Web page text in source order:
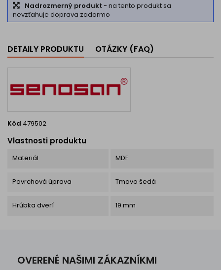
Nadrozmerný produkt - na tento produkt sa
nevzťahuje doprava zadarmo
DETAILY PRODUKTU OTÁZKY (FAQ)
Kód 479502
Vlastnosti produktu
Materiál MDF
Povrchová úprava Tmavo šedá
Hrúbka dverí 19 mm
OVERENÉ NAŠIMI ZÁKAZNÍKMI